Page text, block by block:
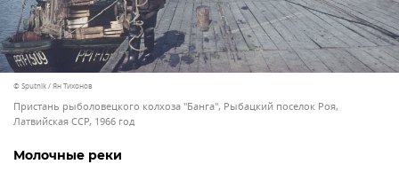
© Sputnik / Ян Тихонов
Пристань рыболовецкого колхоза "Банга", Рыбацкий поселок Роя,
Латвийская ССР, 1966 год
Молочные реки